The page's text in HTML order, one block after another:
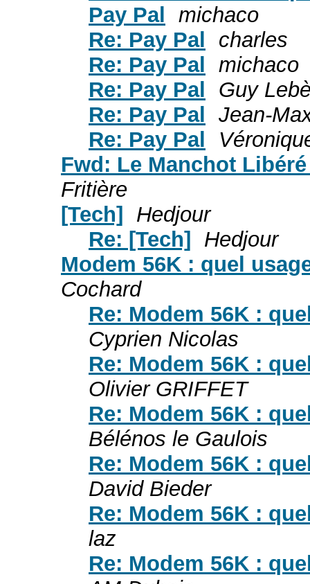
Pay Pal michaco
Re: Pay Pal
charles
Re: Pay Pal michaco
Re: Pay Pal
Guy
Re: Pay Pal Jean-
Re: Pay Pal
Fwd: Le Manchot
Fritière
[Tech] Hedjour
Re: [Tech] Hedjour
Modem 56K : quel
Cochard
Re: Modem 56K :
Cyprien Nicolas
Re: Modem 56K :
Olivier GRIFFET
Re: Modem 56K :
Bélénos le Gaulois
Re: Modem 56K :
David Bieder
Re: Modem 56K :
laz
Re: Modem 56K :